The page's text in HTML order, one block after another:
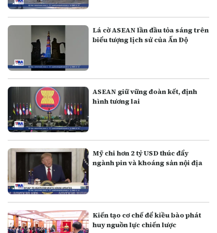
Lá cờ ASEAN lần đầu tỏa sáng trên
biểu tượng lịch sử của Ấn Độ
ASEAN giữ vững đoàn kết, định
hình tương lai
Mỹ chi hơn 2 tỷ USD thúc đẩy
ngành pin và khoáng sản nội địa
Kiến tạo cơ chế để kiều bào phát
huy nguồn lực chiến lược